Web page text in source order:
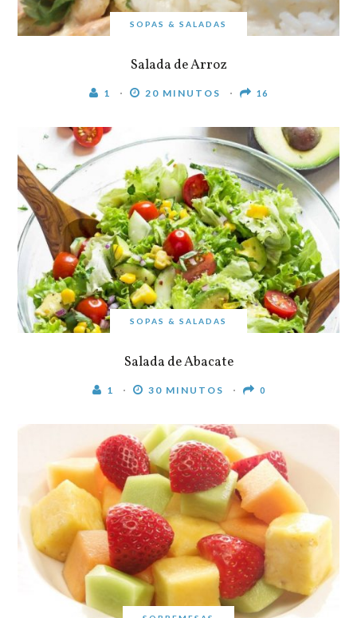
SOPAS & SALADAS
Salada de Arroz
1 20 MINUTOS 16
SOPAS & SALADAS
Salada de Abacate
1 30 MINUTOS 0